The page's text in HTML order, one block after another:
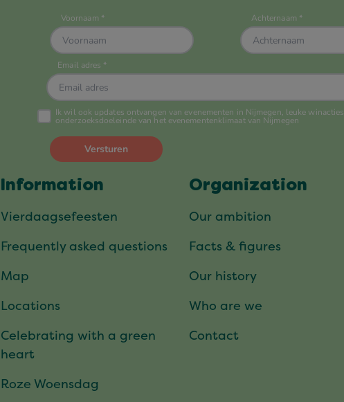
Information
Vierdaagsefeesten
Frequently asked questions
Map
Locations
Celebrating with a green
heart
Roze Woensdag
Organization
Our ambition
Facts & figures
Our history
Who are we
Contact